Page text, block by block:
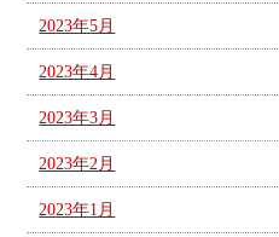
2023年5月
2023年4月
2023年3月
2023年2月
2023年1月